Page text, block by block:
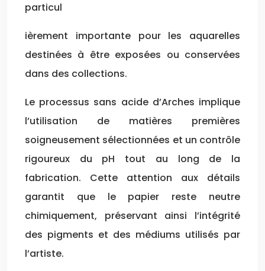
particul
ièrement importante pour les aquarelles
destinées à être exposées ou conservées
dans des collections.
Le processus sans acide d’Arches implique
l’utilisation de matières premières
soigneusement sélectionnées et un contrôle
rigoureux du pH tout au long de la
fabrication. Cette attention aux détails
garantit que le papier reste neutre
chimiquement, préservant ainsi l’intégrité
des pigments et des médiums utilisés par
l’artiste.